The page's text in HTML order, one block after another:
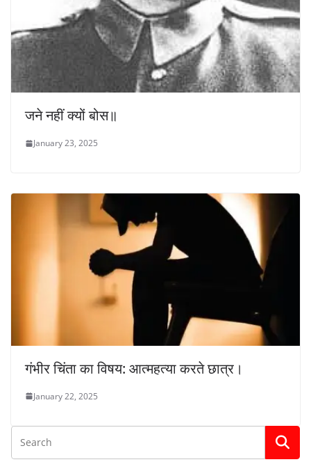
जने नहीं क्यों बोस॥
January 23, 2025
गंभीर चिंता का विषय: आत्महत्या करते छात्र।
January 22, 2025